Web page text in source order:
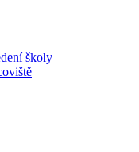
školy